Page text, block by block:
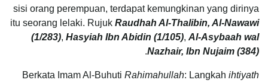
sisi orang perempuan, terdapat kemungkinan yang dirinya
itu seorang lelaki. Rujuk Raudhah Al-Thalibin, Al-Nawawi
(1/283), Hasyiah Ibn Abidin (1/105), Al-Asybaah wal
Nazhair, Ibn Nujaim (384)
.
Berkata Imam Al-Buhuti Rahimahullah: Langkah ihtiyath